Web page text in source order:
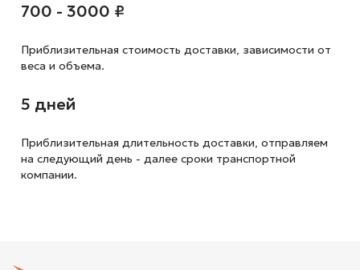
700 - 3000 ₽
Приблизительная стоимость доставки, зависимости от
веса и объема.
5 дней
Приблизительная длительность доставки, отправляем
на следующий день - далее сроки транспортной
компании.